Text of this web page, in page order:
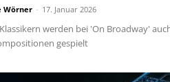
Wörner - 17. Januar 2026
werden bei 'On Broadway'
gespielt